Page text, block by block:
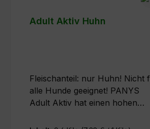
Adult Aktiv Huhn
Fleischanteil: nur Huhn! Nicht für
alle Hunde geeignet! PANYS
Adult Aktiv hat einen hohen